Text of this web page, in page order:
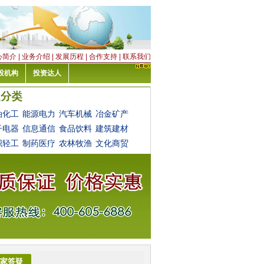
简介 业务介绍 发展历程 合作支持
联系我们
机构
投资达人
化工 能源电力 汽车机械 冶金矿产
电器 信息通信 食品饮料 建筑建材
轻工 制药医疗 农林牧渔 文化商贸
答疑